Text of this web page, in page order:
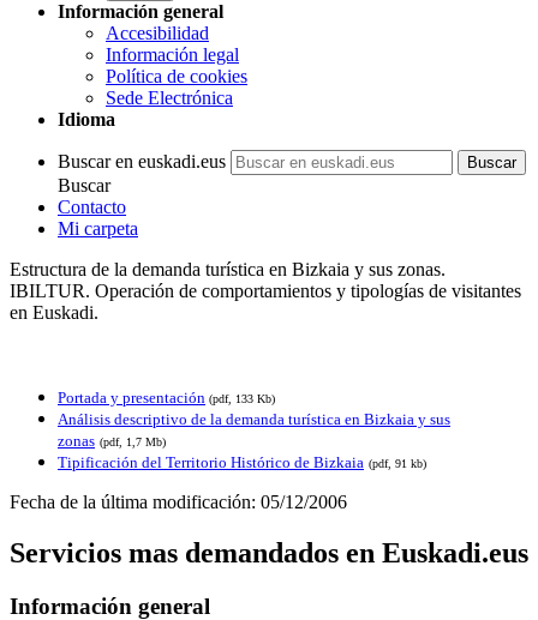
Información general
Accesibilidad
Información legal
Política de cookies
Sede Electrónica
Idioma
Buscar en euskadi.eus
Buscar
Contacto
Mi carpeta
Estructura de la demanda turística en Bizkaia y sus zonas.
IBILTUR. Operación de comportamientos y tipologías de visitantes
en Euskadi.
Portada y presentación (pdf, 133 Kb)
Análisis descriptivo de la demanda turística en Bizkaia y sus
zonas (pdf, 1,7 Mb)
Tipificación del Territorio Histórico de Bizkaia (pdf, 91 kb)
Fecha de la última modificación: 05/12/2006
Servicios mas demandados en Euskadi.eus
Información general